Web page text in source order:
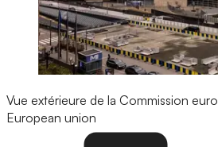
Vue extérieure de la Commission
European union